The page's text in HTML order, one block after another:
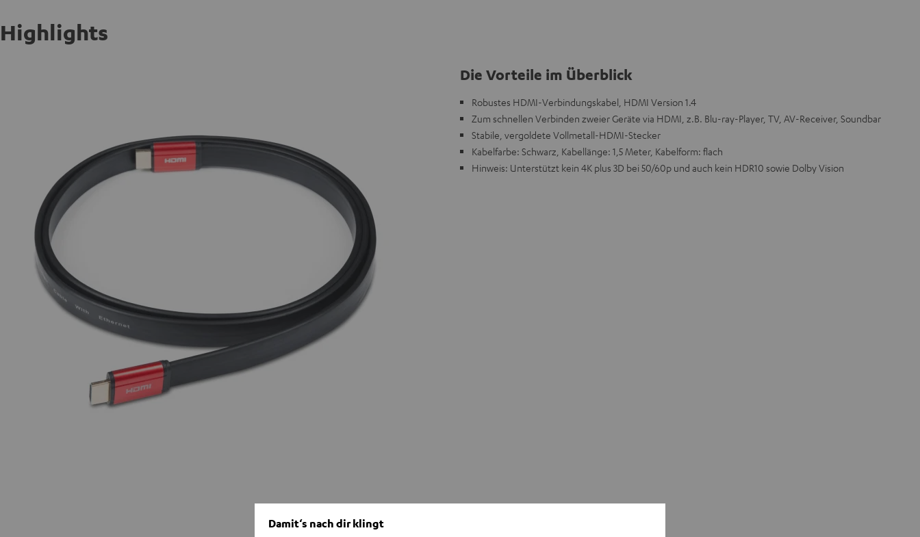
Highlights
Die Vorteile im Überblick
Robustes HDMI-Verbindungskabel, HDMI Version 1.4
Zum schnellen Verbinden zweier Geräte via HDMI, z.B. Blu-ray-Player, TV, AV-Receiver, Soundbar
Stabile, vergoldete Vollmetall-HDMI-Stecker
Kabelfarbe: Schwarz, Kabellänge: 1,5 Meter, Kabelform: flach
Hinweis: Unterstützt kein 4K plus 3D bei 50/60p und auch kein HDR10 sowie Dolby Vision
Damit‘s nach dir klingt